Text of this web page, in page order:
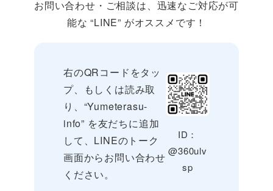
お問い合わせ・ご相談は、迅速なご対応が可
能な “LINE” がオススメです！
右のQRコードをタッ
プ、もしくは読み取
り、“Yumeterasu-
info” を友だちに追加
して、LINEのトーク
画面からお問い合わせ
ください。
ID：
@360ulv
sp